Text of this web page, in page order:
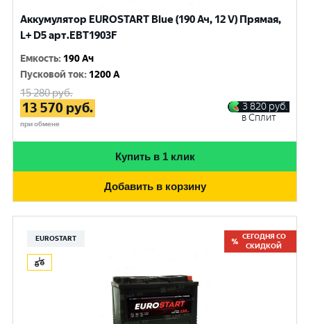
Аккумулятор EUROSTART Blue (190 Ач, 12 V) Прямая,
L+ D5 арт.EBT1903F
Емкость: 190 Ач
Пусковой ток: 1200 A
15 280руб.
13 570 руб.
при обмене
3 820 руб.
в Сплит
Купить в 1 клик
Добавить в корзину
EUROSTART
СЕГОДНЯ СО
СКИДКОЙ